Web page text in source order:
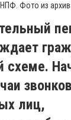
Фото из
схеме.
звонков
лиц,